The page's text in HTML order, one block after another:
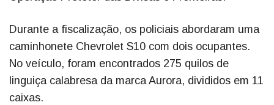
Durante a fiscalização, os policiais abordaram uma
caminhonete Chevrolet S10 com dois ocupantes.
No veículo, foram encontrados 275 quilos de
linguiça calabresa da marca Aurora, divididos em 11
caixas.